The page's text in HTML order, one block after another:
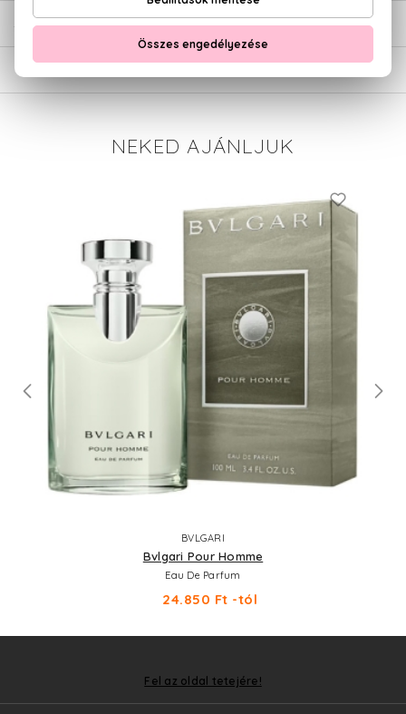
SZÁLLÍTÁS
NEKED AJÁNLJUK
BVLGARI
Bvlgari Pour Homme
Eau De Parfum
24.850 Ft -tól
Fel az oldal tetejére!